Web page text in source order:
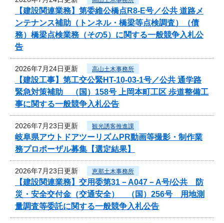
【建設関連業務】第委維公橋点R8-E号／公共 道路メ
ンテナンス補助（トンネル・橋梁等点検調査）（債
務）橋梁点検業務（その5）に関する一般競争入札公
告
2026年7月24日更新 高山土木事務所
【建設工事】第工交公緊HT-10-03-1号／公共 通学路
緊急対策補助 （国）158号 上岡本町工区 歩道整備工
事に関する一般競争入札公告
2026年7月23日更新 観光誘客推進課
岐阜県アウトドアツーリズムPR動画等撮影・制作業
務プロポーザル募集【選定結果】
2026年7月23日更新 恵那土木事務所
【建設関連業務】交用委第31－A047－A号/公共 防
災・安全交付金（交通安全） （国）256号 用地測
量調査等委託に関する一般競争入札公告